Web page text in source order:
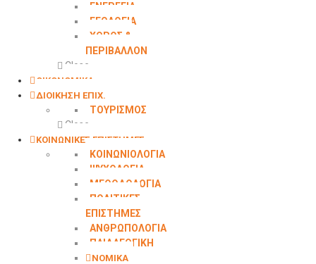
ΕΝΕΡΓΕΙΑ
ΓΕΩΛOΓΙΑ
ΧΩΡΟΣ &
ΠΕΡΙΒΑΛΛΟΝ
Close
ΟΙΚΟΝΟΜΙΚΑ
ΔΙΟΙΚΗΣΗ ΕΠΙΧ.
ΤΟΥΡΙΣΜΟΣ
Close
ΚΟΙΝΩΝΙΚΕΣ ΕΠΙΣΤΗΜΕΣ
ΚΟΙΝΩΝΙΟΛΟΓΙΑ
ΨΥΧΟΛΟΓΙΑ
ΜΕΘΟΔΟΛΟΓΙΑ
ΠΟΛΙΤΙΚΕΣ
ΕΠΙΣΤΗΜΕΣ
ΑΝΘΡΩΠΟΛΟΓΙΑ
ΠΑΙΔΑΓΩΓΙΚΗ
ΝΟΜΙΚΑ